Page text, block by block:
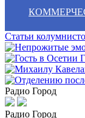
Статьи
Радио Город
Радио Город